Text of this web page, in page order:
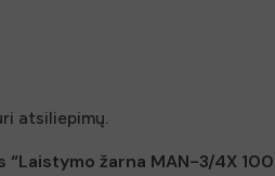
atsiliepimų.
žarna MAN-3/4X 100